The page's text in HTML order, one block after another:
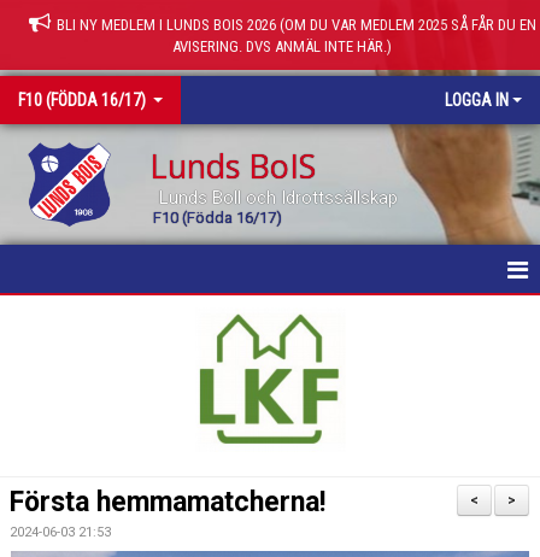
BLI NY MEDLEM I LUNDS BOIS 2026 (OM DU VAR MEDLEM 2025 SÅ FÅR DU EN
AVISERING. DVS ANMÄL INTE HÄR.)
F10 (FÖDDA 16/17) LOGGA IN
Lunds BoIS
Lunds Boll och Idrottssällskap
F10 (Födda 16/17)
BILDGALLERI
>
<
Första hemmamatcherna!
2024-06-03 21:53